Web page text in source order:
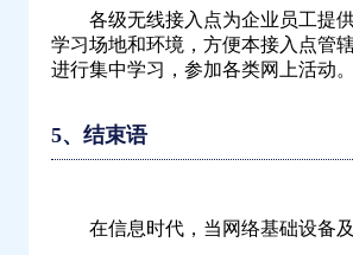
各级无线接入点为企业员工提供
学习场地和环境，方便本接入点管
进行集中学习，参加各类网上活动。
5、结束语
在信息时代，当网络基础设备及